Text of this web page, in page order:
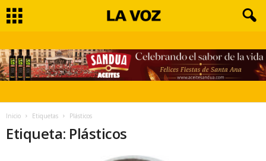
Inicio Etiquetas Plásticos
Etiqueta: Plásticos